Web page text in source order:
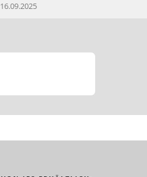
16.09.2025